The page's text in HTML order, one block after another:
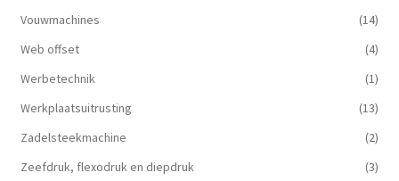
Vouwmachines
(14)
Web offset
(4)
Werbetechnik
(1)
Werkplaatsuitrusting
(13)
Zadelsteekmachine
(2)
Zeefdruk, flexodruk en diepdruk
(3)